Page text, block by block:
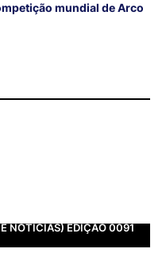
mundial de Arco
E NOTÍCIAS) EDIÇÃO 0091